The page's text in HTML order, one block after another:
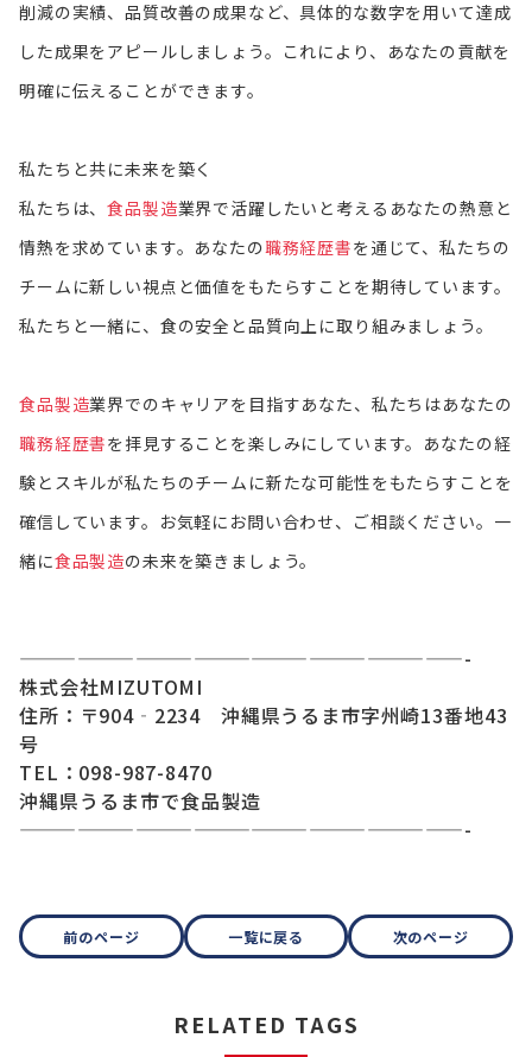
削減の実績、品質改善の成果など、具体的な数字を用いて達成
した成果をアピールしましょう。これにより、あなたの貢献を
明確に伝えることができます。
私たちと共に未来を築く
私たちは、食品製造業界で活躍したいと考えるあなたの熱意と
情熱を求めています。あなたの職務経歴書を通じて、私たちの
チームに新しい視点と価値をもたらすことを期待しています。
私たちと一緒に、食の安全と品質向上に取り組みましょう。
食品製造業界でのキャリアを目指すあなた、私たちはあなたの
職務経歴書を拝見することを楽しみにしています。あなたの経
験とスキルが私たちのチームに新たな可能性をもたらすことを
確信しています。お気軽にお問い合わせ、ご相談ください。一
緒に食品製造の未来を築きましょう。
———————————————————————-
株式会社MIZUTOMI
住所：〒904‐2234 沖縄県うるま市字州崎13番地43
号
TEL：098-987-8470
沖縄県うるま市で食品製造
———————————————————————-
前のページ 一覧に戻る 次のページ
RELATED TAGS